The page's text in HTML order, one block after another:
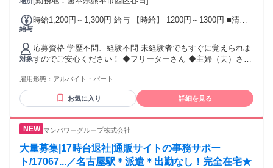
給与
時給1,200円～1,300円 給与 【時給】 1200円～1300円 ■清掃
（銀行振込）
対象
応募資格 学歴不問、経験不問 未経験者でもすぐに覚えられま
すのでご安心ください！ ◆フリーターさん ◆主婦（夫）さん
雇用形態： アルバイト・パート
お気に入り 詳細を見る
マンパワーグループ株式会社
大量募集|17時台退社|通販サイトの事務サポー
ト/17067...／名古屋駅＊派遣＊出勤なし！完全在宅★